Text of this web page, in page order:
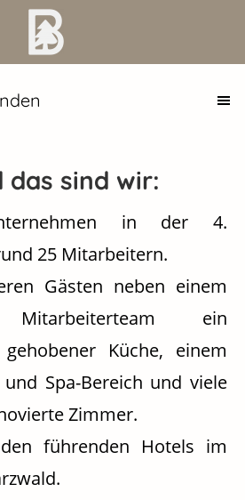
das sind wir:
in der 4.
25 Mitarbeitern.
Gästen neben einem
Mitarbeiterteam ein
Küche, einem
Spa-Bereich und viele
Zimmer.
führenden Hotels im